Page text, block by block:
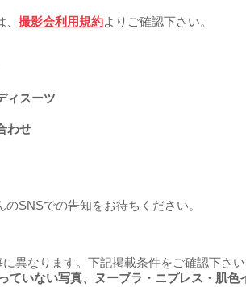
撮影会利用規約よりご確認下さい。
ィスーツ
わせ
SNSでの告知をお待ちください。
異なります。下記掲載条件をご確認下さ
いない写真、ヌーブラ・ニプレス・肌色